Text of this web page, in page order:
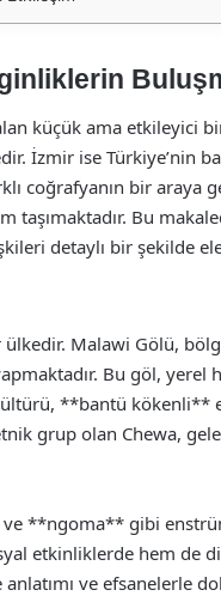
küçük ama etkileyici
İzmir ise Türkiye’nin
coğrafyanın bir araya
taşımaktadır. Bu
detaylı bir şekilde ele
Malawi Gölü,
Bu göl, yerel
**bantü
grup olan Chewa,
**ngoma** gibi
etkinliklerde hem de
ve efsanelerle